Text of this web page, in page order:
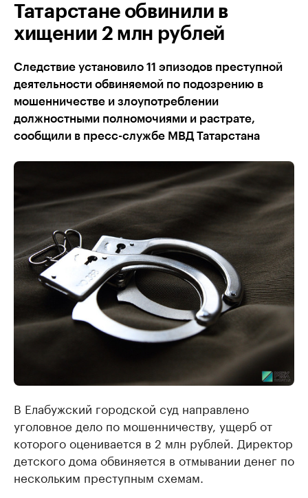
Татарстане обвинили в
хищении 2 млн рублей
Следствие установило 11 эпизодов преступной
деятельности обвиняемой по подозрению в
мошенничестве и злоупотреблении
должностными полномочиями и растрате,
сообщили в пресс-службе МВД Татарстана
В Елабужский городской суд направлено
уголовное дело по мошенничеству, ущерб от
которого оценивается в 2 млн рублей. Директор
детского дома обвиняется в отмывании денег по
нескольким преступным схемам.